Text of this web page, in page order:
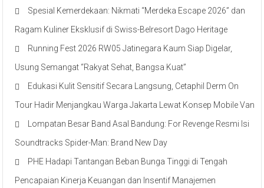
Spesial Kemerdekaan: Nikmati “Merdeka Escape 2026” dan
Ragam Kuliner Eksklusif di Swiss-Belresort Dago Heritage
Running Fest 2026 RW05 Jatinegara Kaum Siap Digelar,
Usung Semangat “Rakyat Sehat, Bangsa Kuat”
Edukasi Kulit Sensitif Secara Langsung, Cetaphil Derm On
Tour Hadir Menjangkau Warga Jakarta Lewat Konsep Mobile Van
Lompatan Besar Band Asal Bandung: For Revenge Resmi Isi
Soundtracks Spider-Man: Brand New Day
PHE Hadapi Tantangan Beban Bunga Tinggi di Tengah
Pencapaian Kinerja Keuangan dan Insentif Manajemen